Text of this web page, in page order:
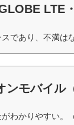
LTE
スであり、不満は
ンモバイル
わかりやすい。